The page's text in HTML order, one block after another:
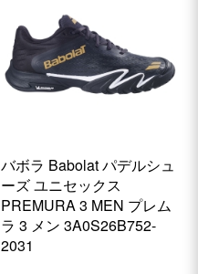
バボラ Babolat パデルシュ
ーズ ユニセックス
PREMURA 3 MEN プレム
ラ 3 メン 3A0S26B752-
2031